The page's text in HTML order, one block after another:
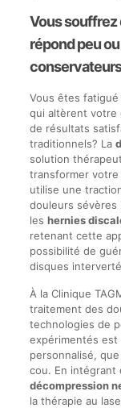
Vous souffrez
répond peu
Vous êtes
qui altèrent votre
de résultats
traditionnels? La
solution
transformer
utilise une
douleurs sévères
les hernies
retenant cette
possibilité de
disques
À la Clinique
traitement des
technologies de
expérimentés
personnalisé,
cou. En intégrant
décompression
la thérapie au